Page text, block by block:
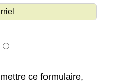
ce formulaire,